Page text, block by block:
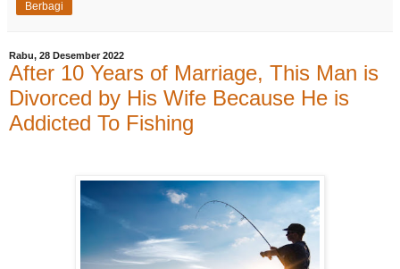
Berbagi
Rabu, 28 Desember 2022
After 10 Years of Marriage, This Man is
Divorced by His Wife Because He is
Addicted To Fishing